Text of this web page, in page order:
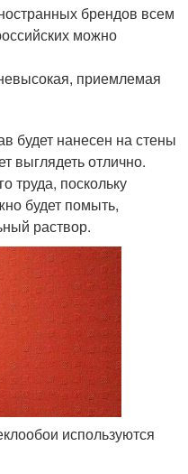
брендов всем
можно
приемлемая
будет нанесен на стены
выглядеть отлично.
труда, поскольку
будет помыть,
раствор.
используются